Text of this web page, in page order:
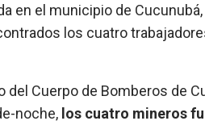
en el municipio de
los cuatro
del Cuerpo de Bomberos de
noche, los cuatro mineros